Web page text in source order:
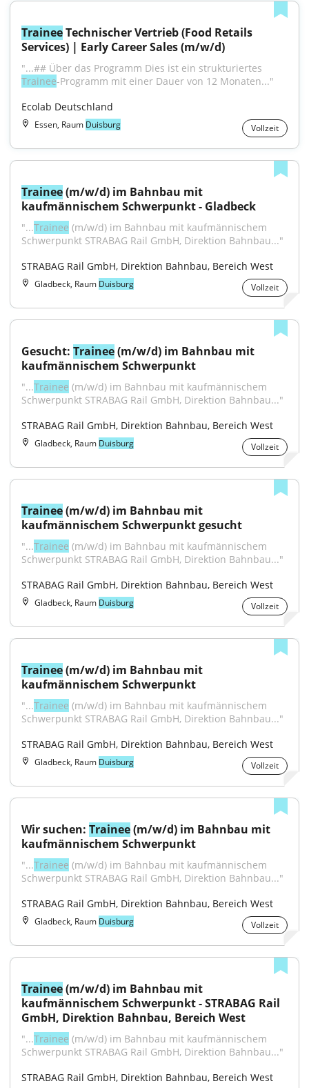
Trainee Technischer Vertrieb (Food Retails
Services) | Early Career Sales (m/w/d)
Trainee-Programm mit einer Dauer von 12 Monaten..."
Ecolab Deutschland
Essen, Raum Duisburg Vollzeit
Trainee (m/w/d) im Bahnbau mit
kaufmännischem Schwerpunkt - Gladbeck
"...Trainee (m/w/d) im Bahnbau mit kaufmännischem
Schwerpunkt STRABAG Rail GmbH, Direktion Bahnbau..."
STRABAG Rail GmbH, Direktion Bahnbau, Bereich West
Gladbeck, Raum Duisburg Vollzeit
Gesucht: Trainee (m/w/d) im Bahnbau mit
kaufmännischem Schwerpunkt
"...Trainee (m/w/d) im Bahnbau mit kaufmännischem
Schwerpunkt STRABAG Rail GmbH, Direktion Bahnbau..."
STRABAG Rail GmbH, Direktion Bahnbau, Bereich West
Gladbeck, Raum Duisburg Vollzeit
Trainee (m/w/d) im Bahnbau mit
kaufmännischem Schwerpunkt gesucht
"...Trainee (m/w/d) im Bahnbau mit kaufmännischem
Schwerpunkt STRABAG Rail GmbH, Direktion Bahnbau..."
STRABAG Rail GmbH, Direktion Bahnbau, Bereich West
Gladbeck, Raum Duisburg Vollzeit
Trainee (m/w/d) im Bahnbau mit
kaufmännischem Schwerpunkt
"...Trainee (m/w/d) im Bahnbau mit kaufmännischem
Schwerpunkt STRABAG Rail GmbH, Direktion Bahnbau..."
STRABAG Rail GmbH, Direktion Bahnbau, Bereich West
Gladbeck, Raum Duisburg Vollzeit
Wir suchen: Trainee (m/w/d) im Bahnbau mit
kaufmännischem Schwerpunkt
"...Trainee (m/w/d) im Bahnbau mit kaufmännischem
Schwerpunkt STRABAG Rail GmbH, Direktion Bahnbau..."
STRABAG Rail GmbH, Direktion Bahnbau, Bereich West
Gladbeck, Raum Duisburg Vollzeit
Trainee (m/w/d) im Bahnbau mit
kaufmännischem Schwerpunkt - STRABAG Rail
GmbH, Direktion Bahnbau, Bereich West
"...Trainee (m/w/d) im Bahnbau mit kaufmännischem
Schwerpunkt STRABAG Rail GmbH, Direktion Bahnbau..."
STRABAG Rail GmbH, Direktion Bahnbau, Bereich West